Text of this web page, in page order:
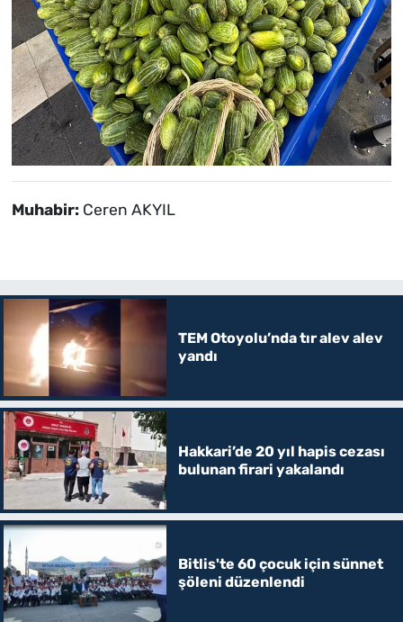
Muhabir: Ceren AKYIL
TEM Otoyolu’nda tır alev alev
yandı
Hakkari’de 20 yıl hapis cezası
bulunan firari yakalandı
Bitlis'te 60 çocuk için sünnet
şöleni düzenlendi